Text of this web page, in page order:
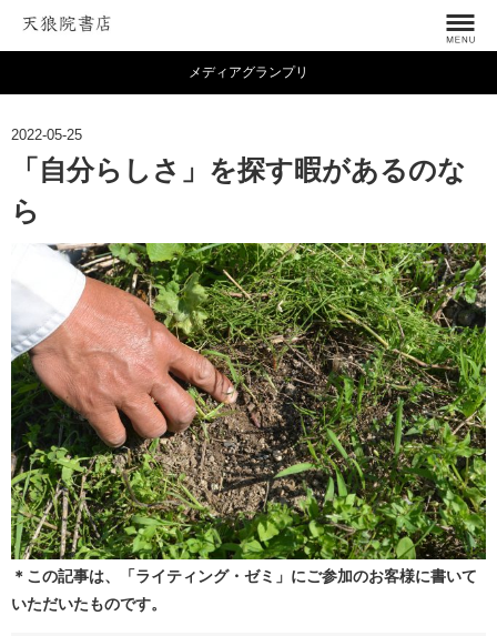
メディアグランプリ
2022-05-25
「自分らしさ」を探す暇があるのな
ら
＊この記事は、「ライティング・ゼミ」にご参加のお客様に書いて
いただいたものです。